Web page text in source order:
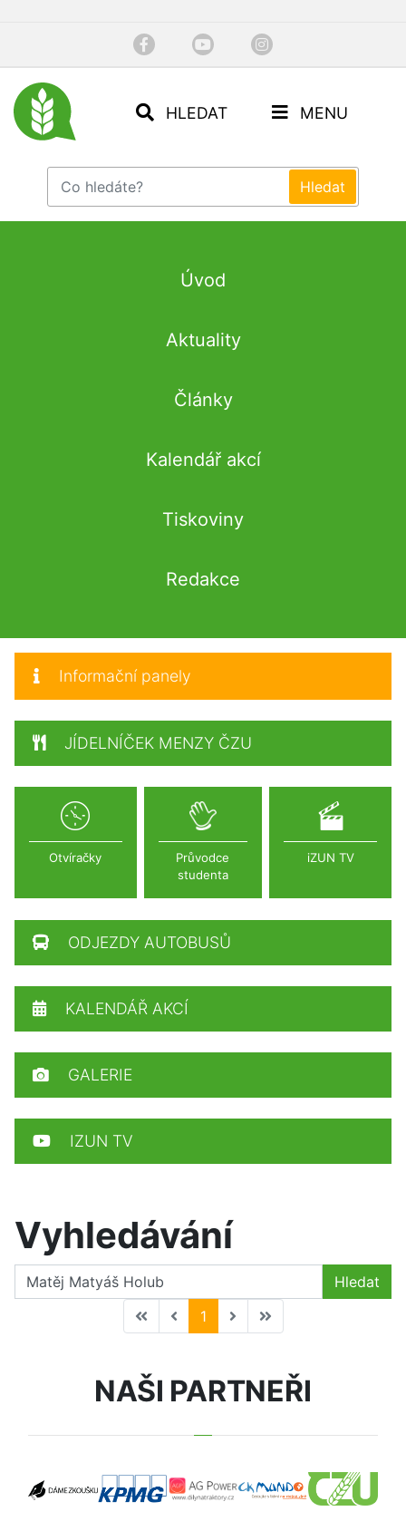
HLEDAT MENU
Úvod
Aktuality
Články
Kalendář akcí
Tiskoviny
Redakce
Vyhledávání
Hledat
1
Informační panely
JÍDELNÍČEK MENZY ČZU
Otvíračky
Průvodce
studenta
iZUN TV
ODJEZDY AUTOBUSŮ
KALENDÁŘ AKCÍ
GALERIE
IZUN TV
NAŠI PARTNEŘI